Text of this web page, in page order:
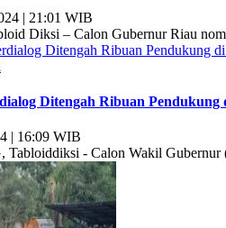
| 21:01 WIB
Diksi – Calon Gubernur Riau
Ditengah Ribuan
| 16:09 WIB
- Calon Wakil Gubernur